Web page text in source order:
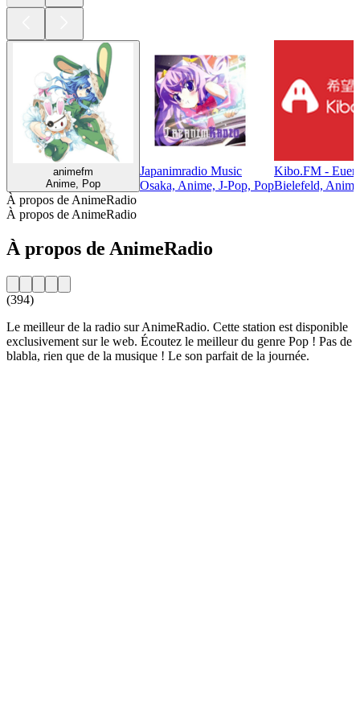
animefm
Anime, Pop
Japanimradio Music
Osaka, Anime, J-Pop, Pop
Kibo.FM - Euer
Bielefeld,
À propos de AnimeRadio
À propos de AnimeRadio
À propos de AnimeRadio
(394)
Le meilleur de la radio sur AnimeRadio. Cette station est disponible
exclusivement sur le web. Écoutez le meilleur du genre Pop ! Pas de
blabla, rien que de la musique ! Le son parfait de la journée.